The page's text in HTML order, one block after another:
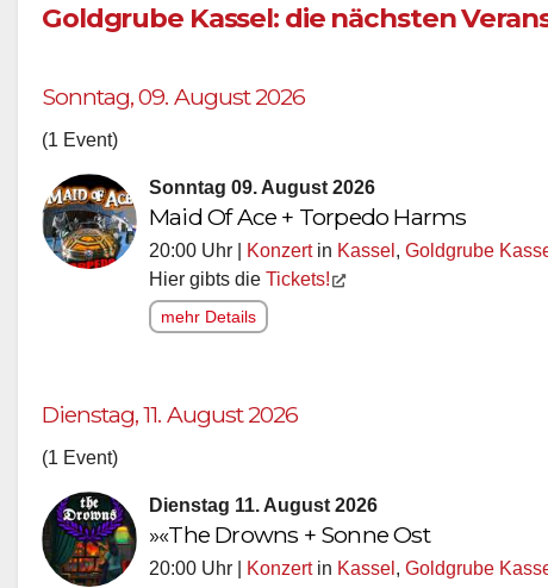
Goldgrube Kassel: die nächsten
Sonntag, 09. August 2026
(1 Event)
Sonntag 09. August 2026
Maid Of Ace + Torpedo Harms
20:00 Uhr | Konzertin Kassel , Goldgrube
Hier gibts die Tickets!
mehr Details
Dienstag, 11. August 2026
(1 Event)
Dienstag 11. August 2026
»«The Drowns + Sonne Ost
20:00 Uhr | Konzertin Kassel , Goldgrube